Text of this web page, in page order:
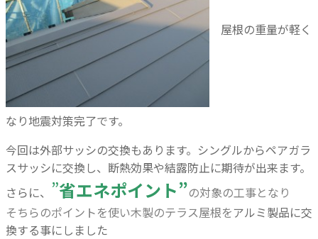
屋根の重量が軽く
なり地震対策完了です。
今回は外部サッシの交換もあります。シングルからペアガラ
スサッシに交換し、断熱効果や結露防止に期待が出来ます。
さらに、 ”省エネポイント”の対象の工事となり
そちらのポイントを使い木製のテラス屋根をアルミ製品に交
換する事にしました